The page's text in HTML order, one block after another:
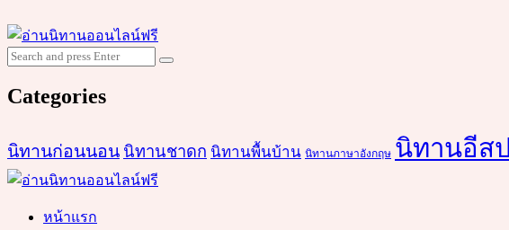
Search
for:
Search
Categories
นิทานก่อนนอน นิทานชาดก นิทานพื้นบ้าน นิทานภาษาอังกฤษ นิทานอีสป
หน้าแรก